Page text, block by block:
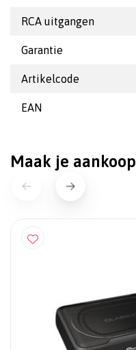
RCA uitgangen
Garantie
Artikelcode
EAN
Maak je